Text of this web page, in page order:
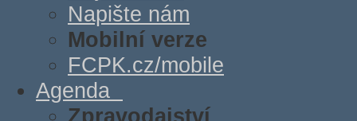
Napište nám
Mobilní verze
FCPK.cz/mobile
Agenda
Zpravodajství